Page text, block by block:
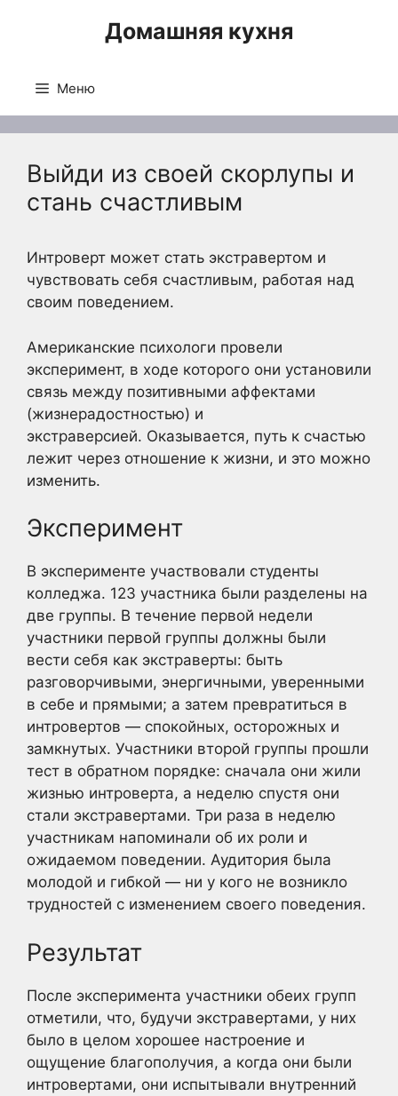
Домашняя кухня
Меню
Выйди из своей скорлупы и
стань счастливым
Интроверт может стать экстравертом и
чувствовать себя счастливым, работая над
своим поведением.
Американские психологи провели
эксперимент, в ходе которого они установили
связь между позитивными аффектами
(жизнерадостностью) и
экстраверсией. Оказывается, путь к счастью
лежит через отношение к жизни, и это можно
изменить.
Эксперимент
В эксперименте участвовали студенты
колледжа. 123 участника были разделены на
две группы. В течение первой недели
участники первой группы должны были
вести себя как экстраверты: быть
разговорчивыми, энергичными, уверенными
в себе и прямыми; а затем превратиться в
интровертов — спокойных, осторожных и
замкнутых. Участники второй группы прошли
тест в обратном порядке: сначала они жили
жизнью интроверта, а неделю спустя они
стали экстравертами. Три раза в неделю
участникам напоминали об их роли и
ожидаемом поведении. Аудитория была
молодой и гибкой — ни у кого не возникло
трудностей с изменением своего поведения.
Результат
После эксперимента участники обеих групп
отметили, что, будучи экстравертами, у них
было в целом хорошее настроение и
ощущение благополучия, а когда они были
интровертами, они испытывали внутренний